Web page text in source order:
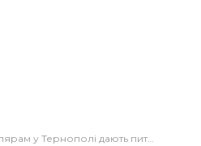
у Тернополі дають пити на ланцюзі (ФОТО)